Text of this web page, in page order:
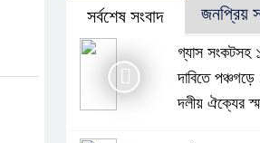
সর্বশেষ সংবাদ জনপ্রিয়
গ্যাস সংকটসহ
দাবিতে পঞ্চগড়ে
দলীয় ঐক্যের